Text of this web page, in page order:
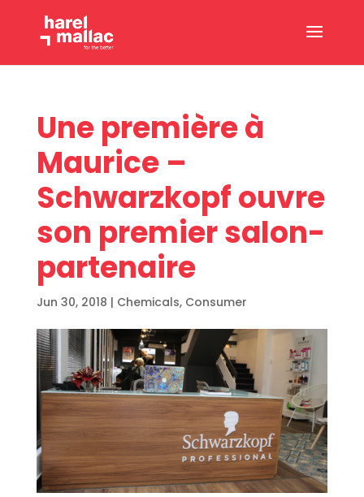
Une première à
Maurice –
Schwarzkopf ouvre
son premier salon-
partenaire
Jun 30, 2018 | Chemicals, Consumer